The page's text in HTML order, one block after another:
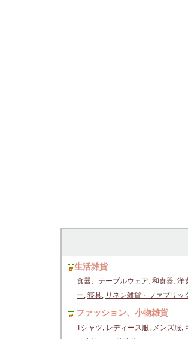
生活雑貨
食器、テーブルウェア, 和食器, 洋
ー, 寝具, リネン雑貨・ファブリッ
ファッション、小物雑貨
Tシャツ, レディース服, メンズ服,